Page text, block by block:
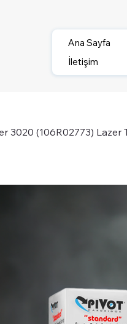
Ana Sayfa
İletişim
3020 (106R02773) Lazer